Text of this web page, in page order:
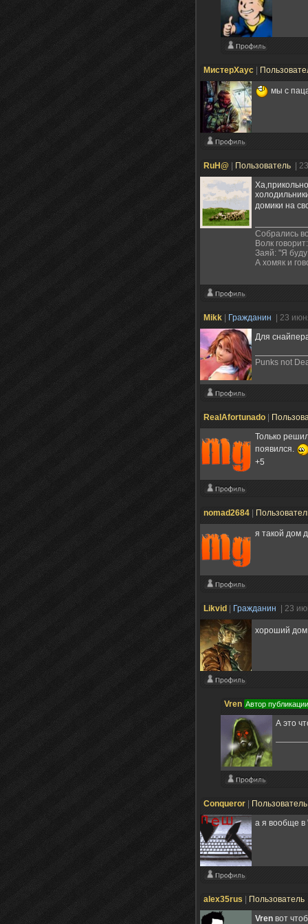
МистерХаус
мы с
RuH@ Пользователь
|
домики на
Собрались
Волк
Заяй: "Я
А хомяк и
Mikk Гражданин
| 23
Для
Punks not
RealAfortunado
Только
появился.
+5
nomad2684
я такой дом
Likvid Гражданин | 23
хороший
Vren Автор публикации
А это
Conqueror
а я вообще в
alex35rus Пользователь
Vren вот